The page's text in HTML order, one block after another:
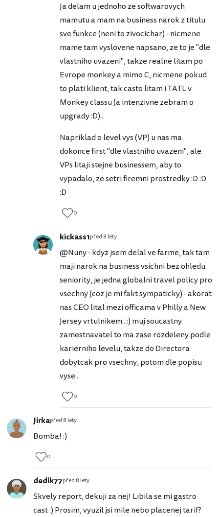
Ja delam u jednoho ze softwarovych
mamutu a mam na business narok z titulu
sve funkce (neni to zivocichar) - nicmene
mame tam vyslovene napsano, ze to je "dle
vlastniho uvazeni", takze realne litam po
Evrope monkey a mimo C, nicmene pokud
to plati klient, tak casto litam i TATL v
Monkey classu (a intenzivne zebram o
upgrady :D)..
Napriklad o level vys (VP) u nas ma
dokonce first "dle vlastniho uvazeni", ale
VPs litaji stejne businessem, aby to
vypadalo, ze setri firemni prostredky :D :D
:D
0
kickass1před 8 lety
@Nuny - kdyz jsem delal ve farme, tak tam
maji narok na business vsichni bez ohledu
seniority, je jedna globalni travel policy pro
vsechny (coz je mi fakt sympaticky) - akorat
nas CEO lital mezi officama v Philly a New
Jersey vrtulnikem.. :) muj soucastny
zamestnavatel to ma zase rozdeleny podle
karierniho levelu, takze do Directora
dobytcak pro vsechny, potom dle popisu
vyse..
0
Jirkapřed 8 lety
Bomba! :)
0
dedik77před 8 lety
Skvely report, dekuji za nej! Libila se mi gastro
cast :) Prosim, vyuzil jsi mile nebo placenej tarif?